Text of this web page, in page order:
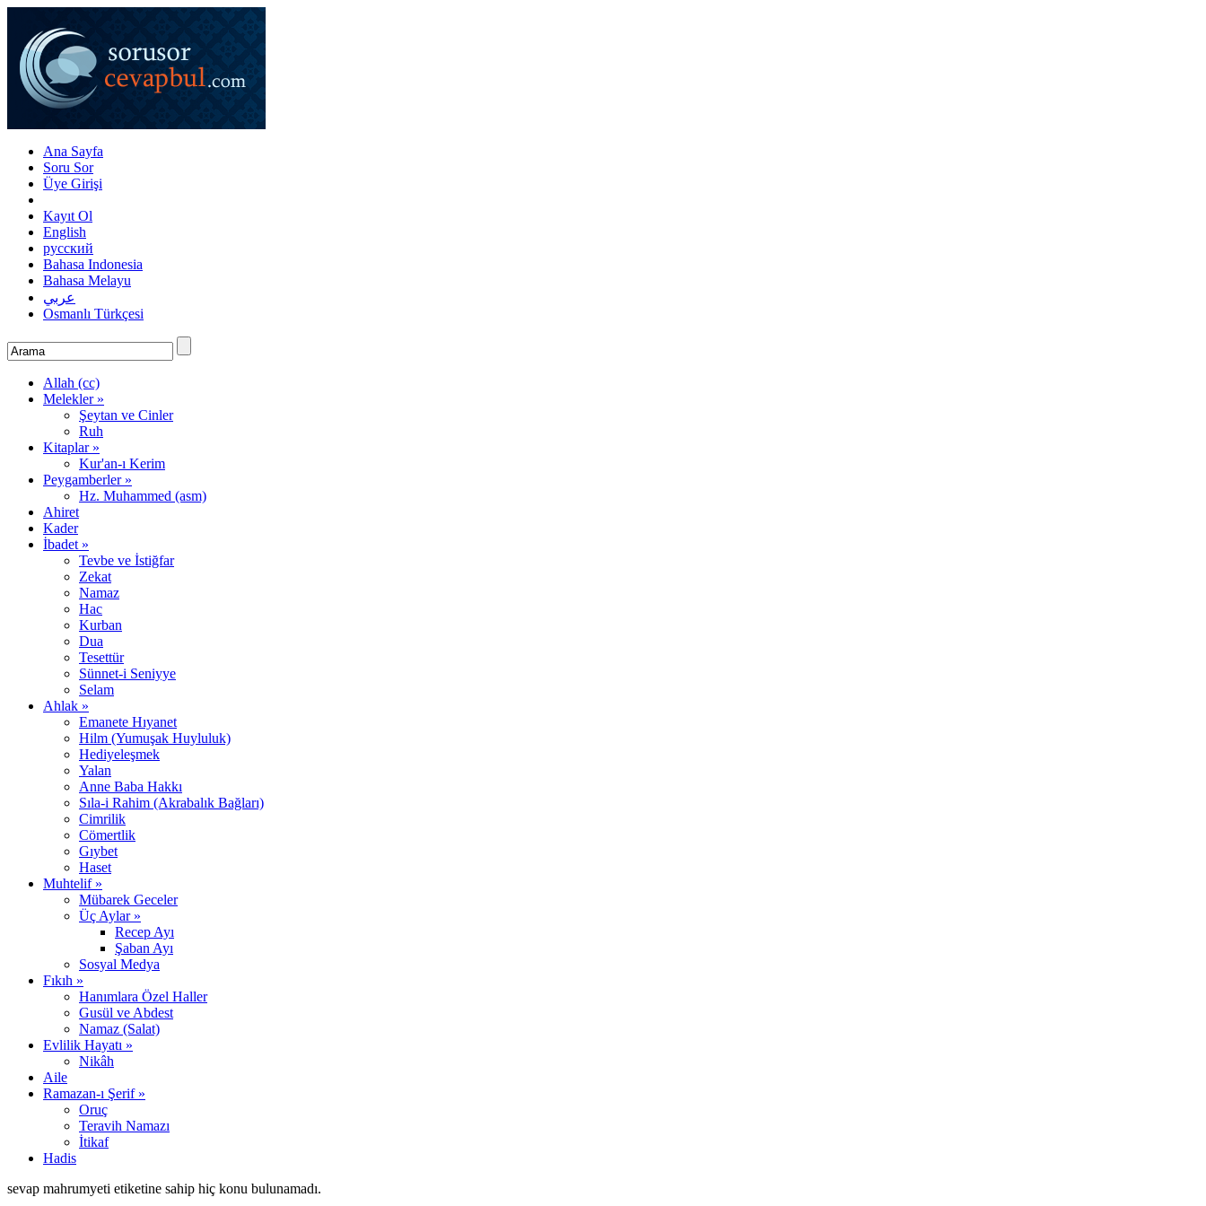
Ana Sayfa
Soru Sor
Üye Girişi
Kayıt Ol
English
русский
Bahasa Indonesia
Bahasa Melayu
عربي
Osmanlı Türkçesi
Allah (cc)
Melekler »
Şeytan ve Cinler
Ruh
Kitaplar »
Kur'an-ı Kerim
Peygamberler »
Hz. Muhammed (asm)
Ahiret
Kader
İbadet »
Tevbe ve İstiğfar
Zekat
Namaz
Hac
Kurban
Dua
Tesettür
Sünnet-i Seniyye
Selam
Ahlak »
Emanete Hıyanet
Hilm (Yumuşak Huyluluk)
Hediyeleşmek
Yalan
Anne Baba Hakkı
Sıla-i Rahim (Akrabalık Bağları)
Cimrilik
Cömertlik
Gıybet
Haset
Muhtelif »
Mübarek Geceler
Üç Aylar »
Recep Ayı
Şaban Ayı
Sosyal Medya
Fıkıh »
Hanımlara Özel Haller
Gusül ve Abdest
Namaz (Salat)
Evlilik Hayatı »
Nikâh
Aile
Ramazan-ı Şerif »
Oruç
Teravih Namazı
İtikaf
Hadis
sevap mahrumyeti etiketine sahip hiç konu bulunamadı.